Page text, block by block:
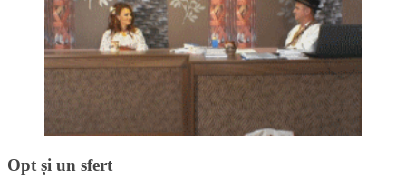
Opt și un sfert